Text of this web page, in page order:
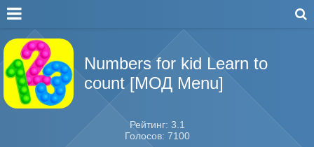
Numbers for kid Learn to
count [МОД Menu]
Рейтинг: 3.1
Голосов: 7100